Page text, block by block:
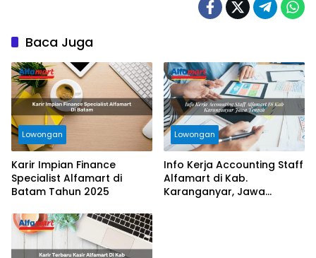
Baca Juga
Lowongan
Karir Impian Finance
Specialist Alfamart di
Batam Tahun 2025
Lowongan
Info Kerja Accounting Staff
Alfamart di Kab.
Karanganyar, Jawa